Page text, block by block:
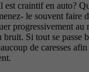
est craintif en auto?
le souvent faire
progressivement au
bruit. Si tout se passe
de caresses